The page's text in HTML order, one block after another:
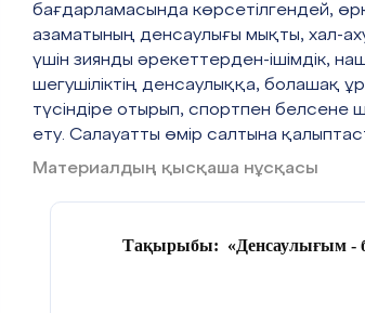
бағдарламасында көрсетілгендей,
азаматының денсаулығы мықты, хал-
үшін зиянды әрекеттерден-ішімдік,
шегушіліктің денсаулыққа, болашақ
түсіндіре отырып, спортпен белсене
ету. Салауатты өмір салтына
Материалдың қысқаша нұсқасы
Тақырыбы: «Денсаулығым -